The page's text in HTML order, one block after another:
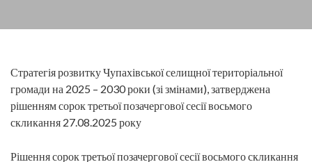
Стратегія розвитку Чупахівської селищної територіальної
громади на 2025 – 2030 роки (зі змінами), затверджена
рішенням сорок третьої позачергової сесії восьмого
скликання 27.08.2025 року
Рішення сорок третьої позачергової сесії восьмого скликання